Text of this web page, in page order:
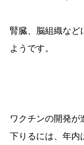
腎臓、脳組織など
ようです。
ワクチンの開発が
下りるには、年内